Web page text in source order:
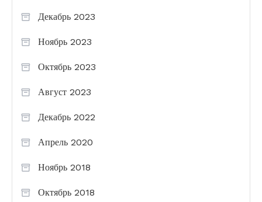
Декабрь 2023
Ноябрь 2023
Октябрь 2023
Август 2023
Декабрь 2022
Апрель 2020
Ноябрь 2018
Октябрь 2018